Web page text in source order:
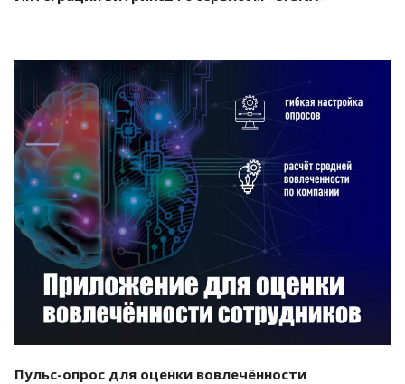
Смотреть проект
Пульс-опрос для оценки вовлечённости